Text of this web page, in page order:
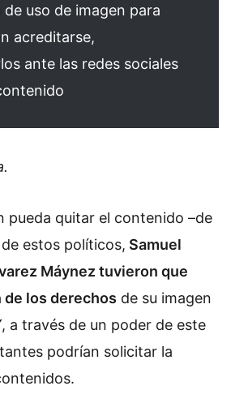
de uso de imagen para
acreditarse,
ante las redes sociales
pueda quitar el contenido –de
estos políticos, Samuel
Máynez tuvieron que
los derechos de su imagen
a través de un poder de este
podrían solicitar la